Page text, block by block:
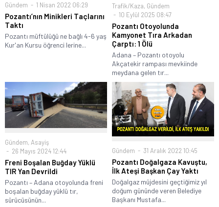
Gündem 1 Nisan 2022 06:29
Pozantı’nın Minikleri Taçlarını
Taktı
Pozantı müftülüğü ne bağlı 4-6 yaş
Kur'an Kursu öğrenci lerine...
Trafik/Kaza, Gündem
10 Eylül 2025 08:47
Pozantı Otoyolunda
Kamyonet Tıra Arkadan
Çarptı: 1 Ölü
Adana – Pozantı otoyolu
Akçatekir rampası mevkiinde
meydana gelen tır...
Gündem, Asayiş
26 Mayıs 2024 12:44
Freni Boşalan Buğday Yüklü
TIR Yan Devrildi
Pozantı – Adana otoyolunda freni
boşalan buğday yüklü tır,
sürücüsünün...
Gündem 31 Aralık 2022 10:45
Pozantı Doğalgaza Kavuştu,
İlk Ateşi Başkan Çay Yaktı
Doğalgaz müjdesini geçtiğimiz yıl
doğum gününde veren Belediye
Başkanı Mustafa...